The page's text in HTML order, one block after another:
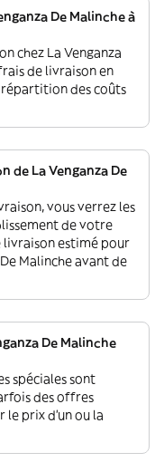
De Malinche à
chez La Venganza
de livraison en
répartition des coûts
de La Venganza De
vous verrez les
de votre
livraison estimé pour
Malinche avant de
De Malinche
spéciales sont
des offres
le prix d'un ou la